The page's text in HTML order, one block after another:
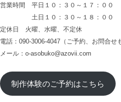
営業時間 平日１０：３０～１７：００
土日１０：３０～１８：００
定休日 火曜、水曜、不定休
電話：090-3006-4047（ご予約、お問合せ
メール：o-asobuko@azovii.com
制作体験のご予約はこちら